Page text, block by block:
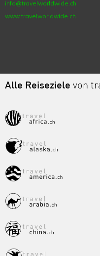
info@travelworldwide.ch
www.travelworldwide.ch
Alle Reiseziele von